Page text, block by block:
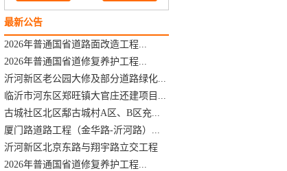
最新公告
2026年普通国省道路面改造工程...
2026年普通国省道修复养护工程...
沂河新区老公园大修及部分道路绿化...
临沂市河东区郑旺镇大官庄还建项目...
古城社区北区鄅古城村A区、B区充...
厦门路道路工程（金华路-沂河路）...
沂河新区北京东路与翔宇路立交工程
2026年普通国省道修复养护工程...